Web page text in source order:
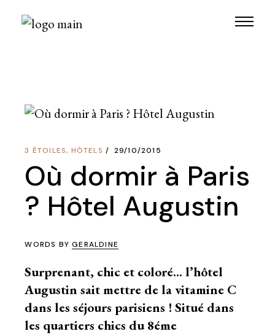
3 ÉTOILES, HÔTELS 29/10/2015
Où dormir à Paris
? Hôtel Augustin
WORDS BYGERALDINE
Surprenant, chic et coloré… l’hôtel
Augustin sait mettre de la vitamine C
dans les séjours parisiens ! Situé dans
les quartiers chics du 8éme